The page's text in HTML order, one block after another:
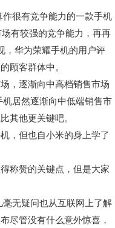
很有竞争能力的一款手机
有较强的竞争能力，再再
，华为荣耀手机的用户评
顾客群体中。
，逐渐向中高档销售市场
居然逐渐向中低端销售市
其他更关键吧。
，但也自小米的身上学了
称赞的关键点，但是大家
无疑问也从互联网上了解
尽管没有什么意外惊喜，